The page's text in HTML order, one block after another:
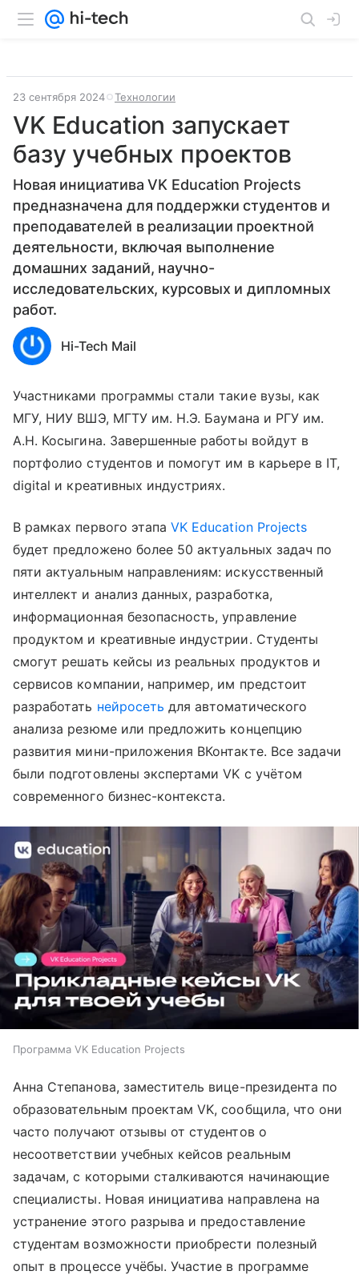
23 сентября 2024 Технологии
VK Education запускает
базу учебных проектов
Новая инициатива VK Education Projects
предназначена для поддержки студентов и
преподавателей в реализации проектной
деятельности, включая выполнение
домашних заданий, научно-
исследовательских, курсовых и дипломных
работ.
Hi-Tech Mail
Участниками программы стали такие вузы, как
МГУ, НИУ ВШЭ, МГТУ им. Н.Э. Баумана и РГУ им.
А.Н. Косыгина. Завершенные работы войдут в
портфолио студентов и помогут им в карьере в IT,
digital и креативных индустриях.
В рамках первого этапаVK Education Projects
будет предложено более 50 актуальных задач по
пяти актуальным направлениям: искусственный
интеллект и анализ данных, разработка,
информационная безопасность, управление
продуктом и креативные индустрии. Студенты
смогут решать кейсы из реальных продуктов и
сервисов компании, например, им предстоит
разработать нейросеть для автоматического
анализа резюме или предложить концепцию
развития мини-приложения ВКонтакте. Все задачи
были подготовлены экспертами VK с учётом
современного бизнес-контекста.
Программа VK Education Projects
Анна Степанова, заместитель вице-президента по
образовательным проектам VK, сообщила, что они
часто получают отзывы от студентов о
несоответствии учебных кейсов реальным
задачам, с которыми сталкиваются начинающие
специалисты. Новая инициатива направлена на
устранение этого разрыва и предоставление
студентам возможности приобрести полезный
опыт в процессе учёбы. Участие в программе